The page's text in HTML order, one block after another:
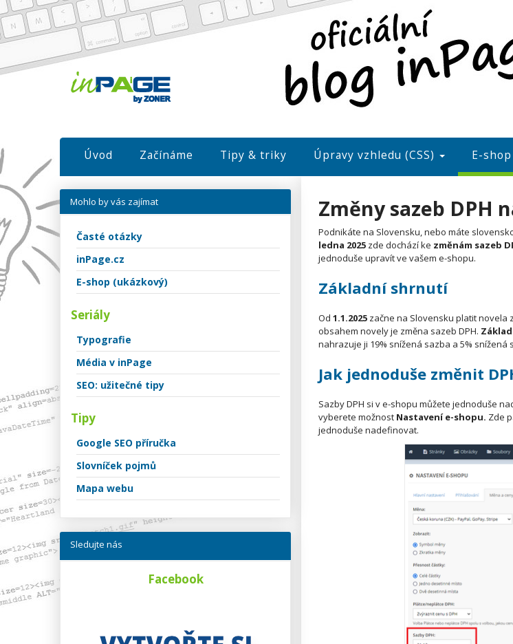
Úvod Začínáme Tipy & triky Úpravy vzhledu (CSS) E-shop
Změny sazeb DPH
Podnikáte na Slovensku, nebo máte
ledna 2025 zde dochází ke změnám sazeb
jednoduše upravít ve vašem e-shopu.
Základní shrnutí
Od 1.1.2025 začne na Slovensku platit novela
obsahem novely je změna sazeb DPH.
nahrazuje ji 19% snížená sazba a 5% snížená
Jak jednoduše změnit
Sazby DPH si v e-shopu můžete jednoduše
vyberete možnost Nastavení e-shopu. Zde
jednoduše nadefinovat.
Mohlo by vás zajímat
Časté otázky
inPage.cz
E-shop (ukázkový)
Seriály
Typografie
Média v inPage
SEO: užitečné tipy
Tipy
Google SEO příručka
Slovníček pojmů
Mapa webu
Sledujte nás
Facebook